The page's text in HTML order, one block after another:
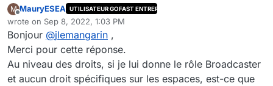
M
Offline
MauryESEA UTILISATEUR GOFAST ENTREPRISE
wrote on Sep 8, 2022, 1:03 PM
last edited by
Bonjour @jlemangarin ,
Merci pour cette réponse.
Au niveau des droits, si je lui donne le rôle Broadcaster
et aucun droit spécifiques sur les espaces, est-ce que